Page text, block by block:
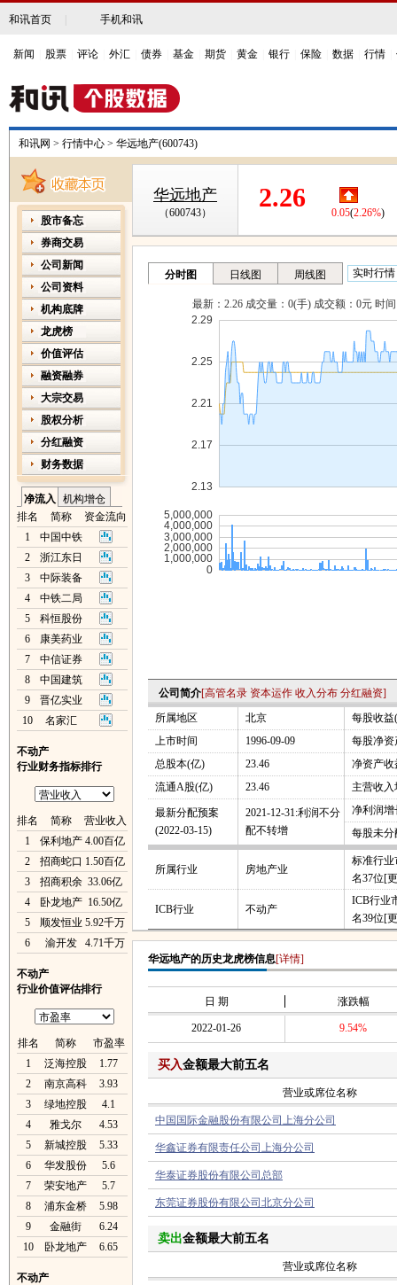
和讯首页 手机和讯
新闻 股票 评论 外汇 债券 基金 期货 黄金 银行 保险 数据 行情
和讯网 > 行情中心 > 华远地产(600743)
股市备忘
券商交易
公司新闻
公司资料
机构底牌
龙虎榜
价值评估
融资融券
大宗交易
股权分析
分红融资
财务数据
净流入
机构增仓
排名
简称
资金流向
1
中国中铁
2
浙江东日
3
中际装备
4
中铁二局
5
科恒股份
6
康美药业
7
中信证券
8
中国建筑
9
晋亿实业
10
名家汇
不动产
行业财务指标排行
排名 简称
营业收入
1
保利地产 4.00百亿
2
招商蛇口 1.50百亿
3
招商积余 33.06亿
4
卧龙地产 16.50亿
5
顺发恒业 5.92千万
6
渝开发 4.71千万
不动产
行业价值评估排行
排名 简称
市盈率
1
泛海控股
1.77
2
南京高科
3.93
3
绿地控股
4.1
4
雅戈尔
4.53
5
新城控股
5.33
6
华发股份
5.6
7
荣安地产
5.7
8
浦东金桥
5.98
9
金融街
6.24
10
卧龙地产 6.65
不动产
华远地产
（600743）
2.26
0.05(2.26%)
公司简介[高管名录 资本运作 收入分布 分红融资]
所属地区
北京
每股收益
上市时间
1996-09-09
每股净资
总股本(亿)
23.46
净资产收
流通A股(亿)
23.46 主营收入
最新分配预案
(2022-03-15)
2021-12-31:利润不分
配不转增
净利润增
每股未分
所属行业 房地产业
标准行业
名37位[
ICB行业 不动产
ICB行业
名39位[
华远地产的历史龙虎榜信息[详情]
日 期 涨跌幅
2022-01-26 9.54%
买入金额最大前五名
营业或席位名称
中国国际金融股份有限公司上海分公司
华鑫证券有限责任公司上海分公司
华泰证券股份有限公司总部
东莞证券股份有限公司北京分公司
卖出金额最大前五名
营业或席位名称